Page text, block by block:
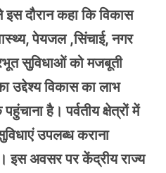
इस दौरान कहा कि विकास
पेयजल ,सिंचाई, नगर
सुविधाओं को मजबूती
उद्देश्य विकास का लाभ
है। पर्वतीय क्षेत्रों में
उपलब्ध कराना
इस अवसर पर केंद्रीय राज्य